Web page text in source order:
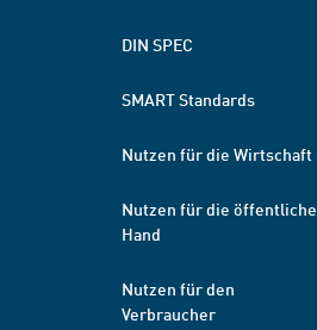
DIN SPEC
SMART Standards
Nutzen für die Wirtschaft
Nutzen für die öffentliche
Hand
Nutzen für den
Verbraucher